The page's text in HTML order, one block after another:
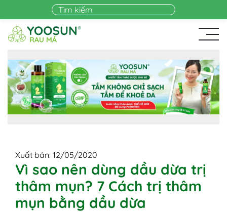
Skip to main content
Xuất bản: 12/05/2020
Vì sao nên dùng dầu dừa trị
thâm mụn? 7 Cách trị thâm
mụn bằng dầu dừa